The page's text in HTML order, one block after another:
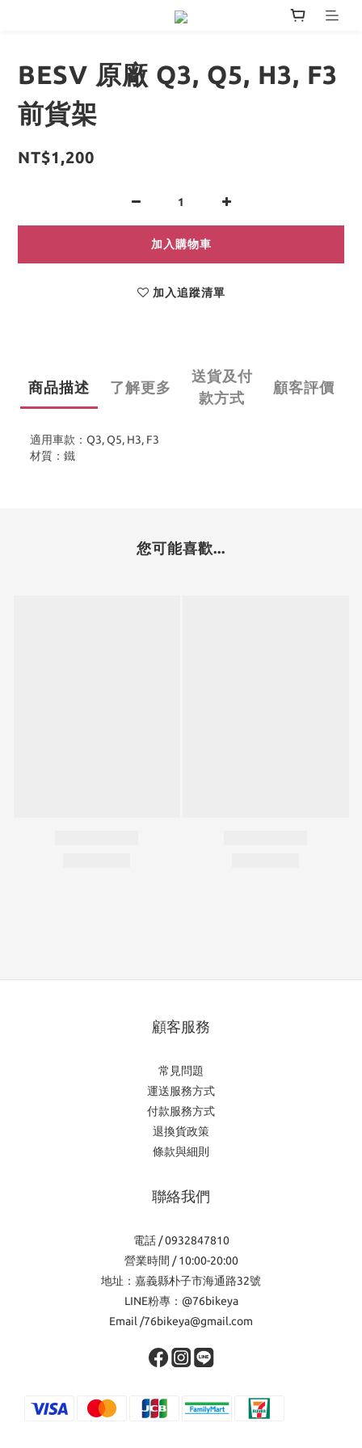
BESV 原廠 Q3, Q5, H3, F3
前貨架
NT$1,200
加入購物車
加入追蹤清單
商品描述 了解更多
送貨及付
款方式
顧客評價
適用車款：Q3, Q5, H3, F3
材質：鐵
您可能喜歡...
顧客服務
常見問題
運送服務方式
付款服務方式
退換貨政策
條款與細則
聯絡我們
電話 / 0932847810
營業時間 / 10:00-20:00
地址：嘉義縣朴子市海通路32號
LINE粉專：@76bikeya
Email /76bikeya@gmail.com